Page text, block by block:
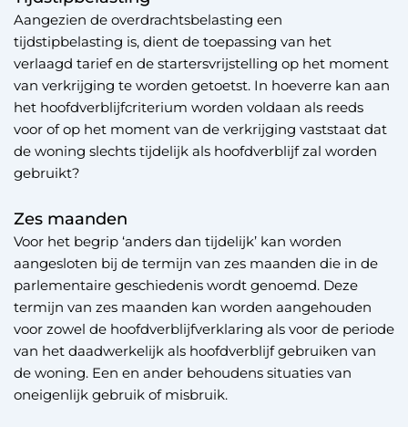
Aangezien de overdrachtsbelasting een
tijdstipbelasting is, dient de toepassing van het
verlaagd tarief en de startersvrijstelling op het moment
van verkrijging te worden getoetst. In hoeverre kan aan
het hoofdverblijfcriterium worden voldaan als reeds
voor of op het moment van de verkrijging vaststaat dat
de woning slechts tijdelijk als hoofdverblijf zal worden
gebruikt?
Zes maanden
Voor het begrip ‘anders dan tijdelijk’ kan worden
aangesloten bij de termijn van zes maanden die in de
parlementaire geschiedenis wordt genoemd. Deze
termijn van zes maanden kan worden aangehouden
voor zowel de hoofdverblijfverklaring als voor de periode
van het daadwerkelijk als hoofdverblijf gebruiken van
de woning. Een en ander behoudens situaties van
oneigenlijk gebruik of misbruik.